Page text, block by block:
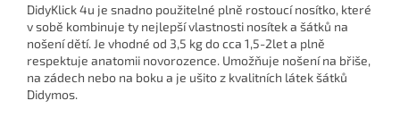
DidyKlick 4u je snadno použitelné plně rostoucí nosítko, které
v sobě kombinuje ty nejlepší vlastnosti nosítek a šátků na
nošení dětí. Je vhodné od 3,5 kg do cca 1,5-2let a plně
respektuje anatomii novorozence. Umožňuje nošení na břiše,
na zádech nebo na boku a je ušito z kvalitních látek šátků
Didymos.